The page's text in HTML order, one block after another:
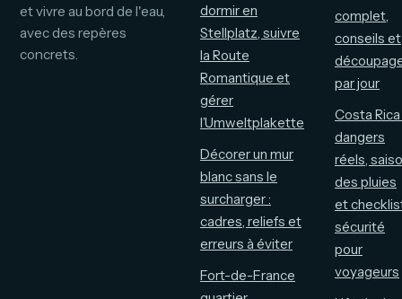
et vivre au bord de l'eau,
avec des repères
concrets.
dormir en
Stellplatz, suivre
la Route
Romantique et
gérer
l’Umweltplakette
Décorer un mur
blanc sans le
surcharger :
cadres, reliefs et
erreurs à éviter
Fort-de-France
complet,
conseils et
par jour
Costa Rica
dangers
réels,
des pluies
et
sécurité
pour
voyageurs